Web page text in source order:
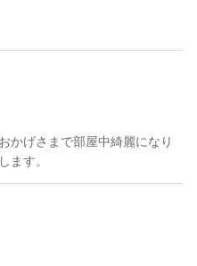
かげさまで部屋中綺麗になり
ます。